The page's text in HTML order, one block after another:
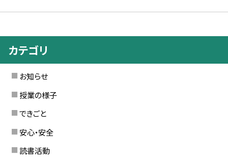
カテゴリ
お知らせ
授業の様子
できごと
安心・安全
読書活動